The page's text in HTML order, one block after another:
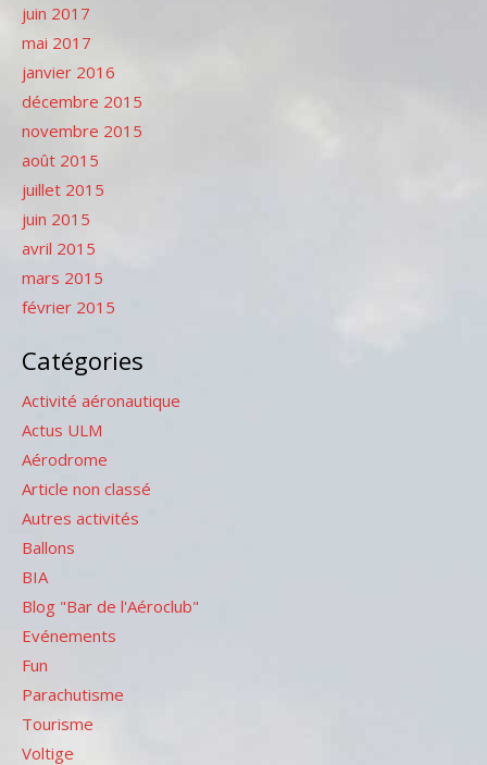
juin 2017
mai 2017
janvier 2016
décembre 2015
novembre 2015
août 2015
juillet 2015
juin 2015
avril 2015
mars 2015
février 2015
Catégories
Activité aéronautique
Actus ULM
Aérodrome
Article non classé
Autres activités
Ballons
BIA
Blog "Bar de l'Aéroclub"
Evénements
Fun
Parachutisme
Tourisme
Voltige